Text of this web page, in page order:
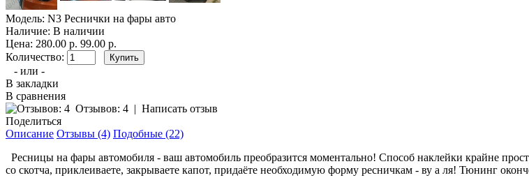
Модель: N3 Реснички на фары авто
Наличие: В наличии
Цена: 280.00 р. 99.00 р.
Количество:
- или -
В закладки
В сравнения
Отзывов: 4 | Написать отзыв
Поделиться
Описание Отзывы (4) Подобные (22)
Ресницы на фары автомобиля - ваш автомобиль преобразится моментально! Способ наклейки крайне
со скотча, приклеиваете, закрываете капот, придаёте необходимую форму ресничкам - ву а ля! Тюнинг